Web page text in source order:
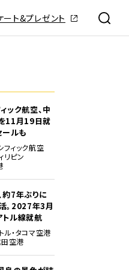
ート&プレゼント
ック航空、中
11月19日就
ールも
フィック航空
リピン
約7年ぶりに
。2027年3月
トル線就航
ル・タコマ空港
空港